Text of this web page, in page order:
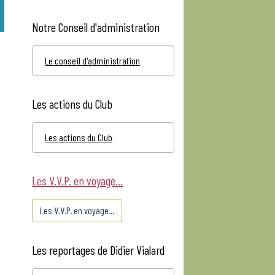
Notre Conseil d'administration
Le conseil d'administration
Les actions du Club
Les actions du Club
Les V.V.P. en voyage...
Les V.V.P. en voyage...
Les reportages de Didier Vialard